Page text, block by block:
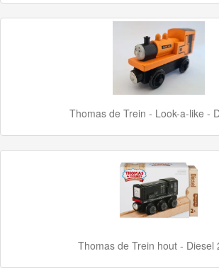
Majorette
Little
Dutch
Thomas de Trein - Look-a-like -
Thomas de Trein hout - Diesel